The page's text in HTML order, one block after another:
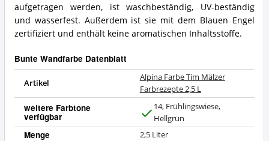
aufgetragen werden, ist waschbeständig, UV-beständig
und wasserfest. Außerdem ist sie mit dem Blauen Engel
zertifiziert und enthält keine aromatischen Inhaltsstoffe.
Bunte Wandfarbe Datenblatt
Artikel
Alpina Farbe Tim Mälzer
Farbrezepte 2,5 L
weitere Farbtone
verfügbar
a
14, Frühlingswiese,
Hellgrün
Menge 2,5 Liter